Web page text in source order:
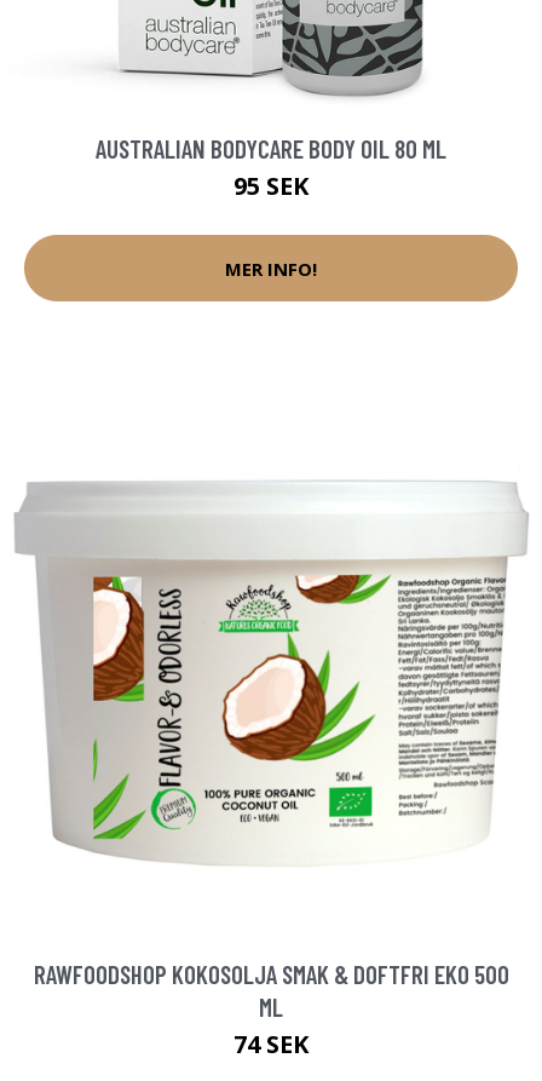
AUSTRALIAN BODYCARE BODY OIL 80 ML
95 SEK
MER INFO!
RAWFOODSHOP KOKOSOLJA SMAK & DOFTFRI EKO 500
ML
74 SEK